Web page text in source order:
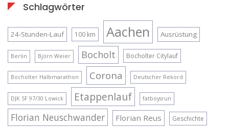
Schlagwörter
24-Stunden-Lauf 100 km Aachen Ausrüstung
Berlin Björn Weier Bocholt Bocholter Citylauf
Bocholter Halbmarathon Corona Deutscher Rekord
DJK SF 97/30 Lowick Etappenlauf fatboysrun
Florian Neuschwander Florian Reus Geschichte